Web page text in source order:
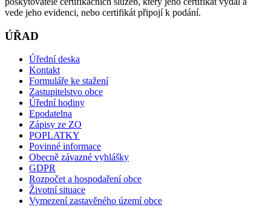
vede jeho evidenci, nebo certifikát připojí k podání.
ÚŘAD
Úřední deska
Kontakt
Formuláře ke stažení
Zastupitelstvo obce
Úřední hodiny
Epodatelna
Zápisy ze ZO
POPLATKY
Povinné informace
Obecně závazné vyhlášky
GDPR
Rozpočet a hospodaření obce
Životní situace
Vymezení zastavěného území obce